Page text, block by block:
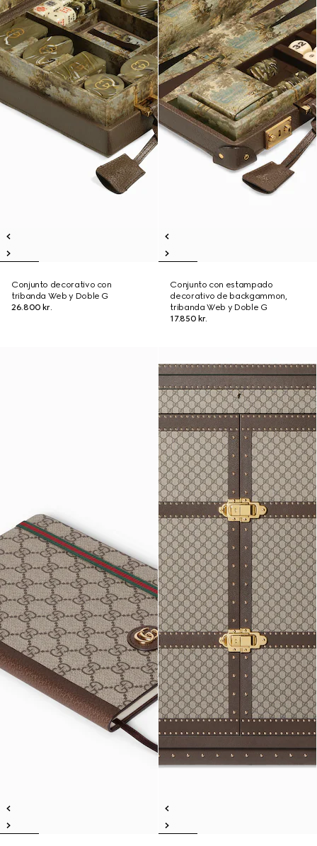
Conjunto decorativo con
tribanda Web y Doble G
26.800 kr.
Conjunto con estampado
decorativo de backgammon,
tribanda Web y Doble G
17.850 kr.